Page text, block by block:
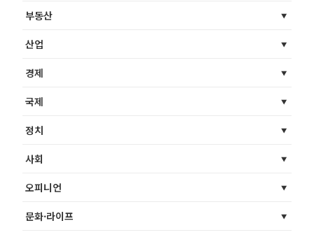
부동산
산업
경제
국제
정치
사회
오피니언
문화·라이프